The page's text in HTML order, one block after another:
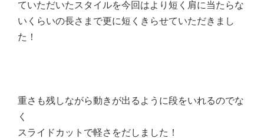
ていただいたスタイルを今回はより短く肩に当たらな
いくらいの長さまで更に短くきらせていただきまし
た！
重さも残しながら動きが出るように段をいれるのでな
く
スライドカットで軽さをだしました！